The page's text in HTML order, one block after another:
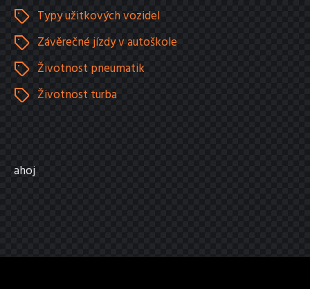
Typy užitkových vozidel
Závěrečné jízdy v autoškole
Životnost pneumatik
Životnost turba
ahoj